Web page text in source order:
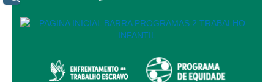
Comitê de Segurança Permanente
Comitê de Incentivo à Participação Institucional Feminina